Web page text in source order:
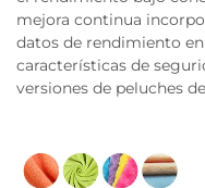
mejora continua
datos de rendimiento
características de
versiones de peluches